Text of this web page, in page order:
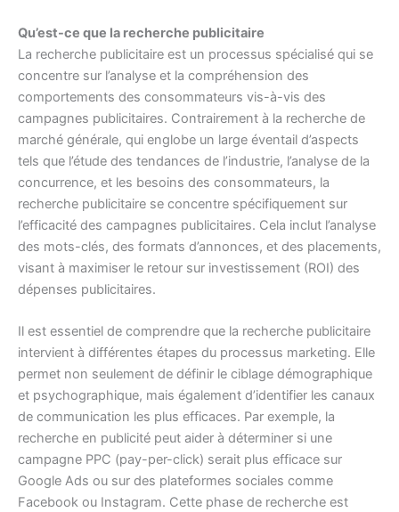
Qu’est-ce que la recherche publicitaire
La recherche publicitaire est un processus spécialisé qui se
concentre sur l’analyse et la compréhension des
comportements des consommateurs vis-à-vis des
campagnes publicitaires. Contrairement à la recherche de
marché générale, qui englobe un large éventail d’aspects
tels que l’étude des tendances de l’industrie, l’analyse de la
concurrence, et les besoins des consommateurs, la
recherche publicitaire se concentre spécifiquement sur
l’efficacité des campagnes publicitaires. Cela inclut l’analyse
des mots-clés, des formats d’annonces, et des placements,
visant à maximiser le retour sur investissement (ROI) des
dépenses publicitaires.
Il est essentiel de comprendre que la recherche publicitaire
intervient à différentes étapes du processus marketing. Elle
permet non seulement de définir le ciblage démographique
et psychographique, mais également d’identifier les canaux
de communication les plus efficaces. Par exemple, la
recherche en publicité peut aider à déterminer si une
campagne PPC (pay-per-click) serait plus efficace sur
Google Ads ou sur des plateformes sociales comme
Facebook ou Instagram. Cette phase de recherche est